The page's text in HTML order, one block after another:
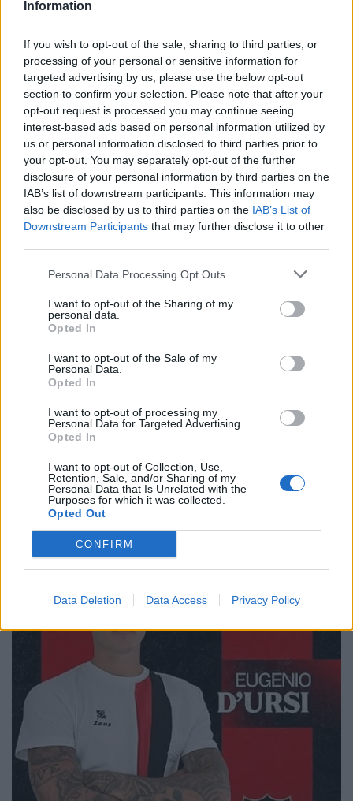
Information
If you wish to opt-out of the sale, sharing to third parties, or
processing of your personal or sensitive information for
targeted advertising by us, please use the below opt-out
section to confirm your selection. Please note that after your
opt-out request is processed you may continue seeing
interest-based ads based on personal information utilized by
us or personal information disclosed to third parties prior to
your opt-out. You may separately opt-out of the further
disclosure of your personal information by third parties on the
IAB’s list of downstream participants. This information may
also be disclosed by us to third parties on the IAB’s List of
Downstream Participants that may further disclose it to other
Personal Data Processing Opt Outs
I want to opt-out of the Sharing of my
personal data.
Opted In
I want to opt-out of the Sale of my
Personal Data.
Opted In
I want to opt-out of processing my
Personal Data for Targeted Advertising.
Opted In
I want to opt-out of Collection, Use,
Retention, Sale, and/or Sharing of my
Personal Data that Is Unrelated with the
Purposes for which it was collected.
Opted Out
CONFIRM
Data Deletion Data Access Privacy Policy